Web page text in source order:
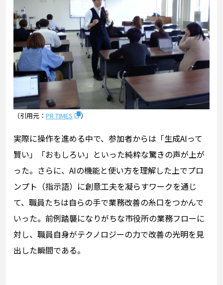
（引用元： PR TIMES ）
実際に操作を進める中で、参加者からは「生成AIって
賢い」「おもしろい」といった純粋な驚きの声が上が
った。さらに、AIの機能と使い方を理解した上でプロ
ンプト（指示語）に創意工夫を凝らすワークを通じ
て、職員たちは自らの手で業務改善の糸口をつかんで
いった。前例踏襲になりがちな市役所の業務フローに
対し、職員自身がテクノロジーの力で改善の光明を見
出した瞬間である。